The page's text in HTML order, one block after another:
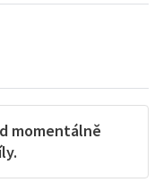
momentálně